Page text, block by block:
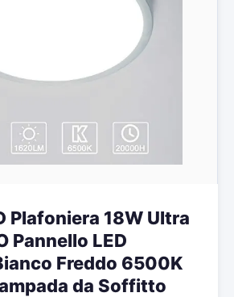
Plafoniera 18W Ultra
Pannello LED
Freddo 6500K
da Soffitto